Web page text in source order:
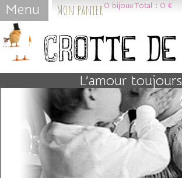
Jump to navigation
Mon panier0 bijouxTotal : 0 €
L’amour toujours
Menu